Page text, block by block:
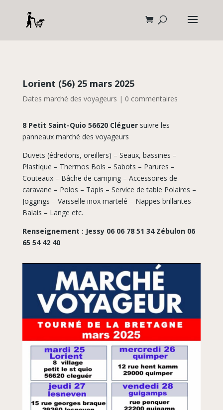
Lorient (56) 25 mars 2025
Dates marché des voyageurs | 0 commentaires
8 Petit Saint-Quio 56620 Cléguersuivre les
panneaux marché des voyageurs
Duvets (édredons, oreillers) – Seaux, bassines –
Plastique – Thermos Bols – Sabots – Parures –
Couteaux – Bâche de camping – Accessoires de
caravane – Polos – Tapis – Service de table Polaires –
Joggings – Vaisselle inox martelé – Nappes brillantes –
Balais – Lange etc.
Renseignement : Jessy 06 06 78 51 34 Zébulon 06
65 54 42 40